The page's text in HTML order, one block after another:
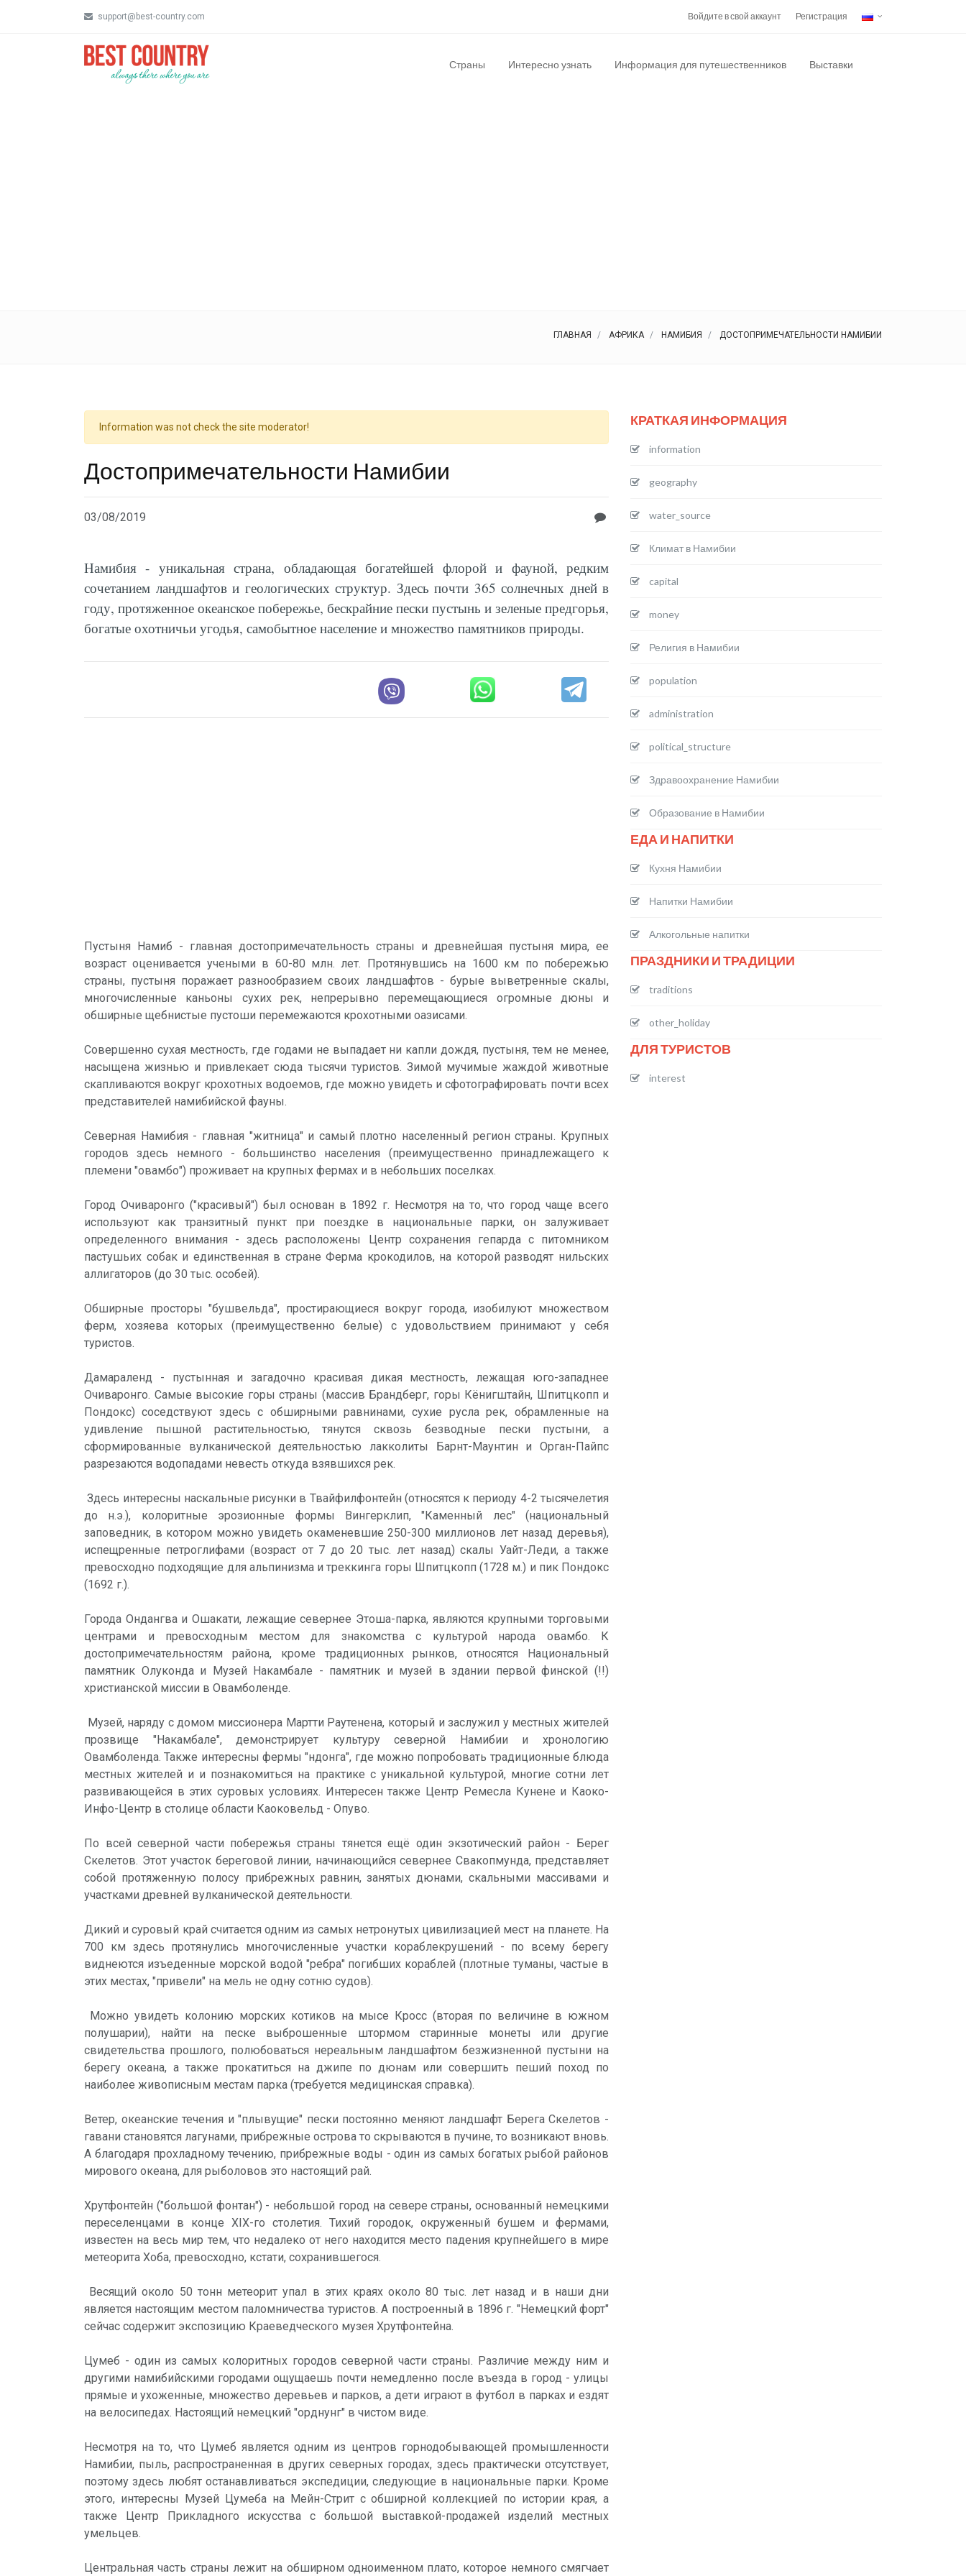
support@best-country.com Войдите в свой аккаунт Регистрация
Страны Интересно узнать Информация для путешественников Выставки
ГЛАВНАЯ АФРИКА НАМИБИЯ ДОСТОПРИМЕЧАТЕЛЬНОСТИ НАМИБИИ
Information was not check the site moderator!
Достопримечательности Намибии
03/08/2019
Намибия - уникальная страна, обладающая богатейшей флорой и фауной, редким
сочетанием ландшафтов и геологических структур. Здесь почти 365 солнечных дней в
году, протяженное океанское побережье, бескрайние пески пустынь и зеленые предгорья,
богатые охотничьи угодья, самобытное население и множество памятников природы.
Пустыня Намиб - главная достопримечательность страны и древнейшая пустыня мира, ее
возраст оценивается учеными в 60-80 млн. лет. Протянувшись на 1600 км по побережью
страны, пустыня поражает разнообразием своих ландшафтов - бурые выветренные скалы,
многочисленные каньоны сухих рек, непрерывно перемещающиеся огромные дюны и
обширные щебнистые пустоши перемежаются крохотными оазисами.
Совершенно сухая местность, где годами не выпадает ни капли дождя, пустыня, тем не менее,
насыщена жизнью и привлекает сюда тысячи туристов. Зимой мучимые жаждой животные
скапливаются вокруг крохотных водоемов, где можно увидеть и сфотографировать почти всех
представителей намибийской фауны.
Северная Намибия - главная "житница" и самый плотно населенный регион страны. Крупных
городов здесь немного - большинство населения (преимущественно принадлежащего к
племени "овамбо") проживает на крупных фермах и в небольших поселках.
Город Очиваронго ("красивый") был основан в 1892 г. Несмотря на то, что город чаще всего
используют как транзитный пункт при поездке в национальные парки, он залуживает
определенного внимания - здесь расположены Центр сохранения гепарда с питомником
пастушьих собак и единственная в стране Ферма крокодилов, на которой разводят нильских
аллигаторов (до 30 тыс. особей).
Обширные просторы "бушвельда", простирающиеся вокруг города, изобилуют множеством
ферм, хозяева которых (преимущественно белые) с удовольствием принимают у себя
туристов.
Дамараленд - пустынная и загадочно красивая дикая местность, лежащая юго-западнее
Очиваронго. Самые высокие горы страны (массив Брандберг, горы Кёнигштайн, Шпитцкопп и
Пондокс) соседствуют здесь с обширными равнинами, сухие русла рек, обрамленные на
удивление пышной растительностью, тянутся сквозь безводные пески пустыни, а
сформированные вулканической деятельностью лакколиты Барнт-Маунтин и Орган-Пайпс
разрезаются водопадами невесть откуда взявшихся рек.
Здесь интересны наскальные рисунки в Твайфилфонтейн (относятся к периоду 4-2 тысячелетия
до н.э.), колоритные эрозионные формы Вингерклип, "Каменный лес" (национальный
заповедник, в котором можно увидеть окаменевшие 250-300 миллионов лет назад деревья),
испещренные петроглифами (возраст от 7 до 20 тыс. лет назад) скалы Уайт-Леди, а также
превосходно подходящие для альпинизма и треккинга горы Шпитцкопп (1728 м.) и пик Пондокс
(1692 г.).
Города Ондангва и Ошакати, лежащие севернее Этоша-парка, являются крупными торговыми
центрами и превосходным местом для знакомства с культурой народа овамбо. К
достопримечательностям района, кроме традиционных рынков, относятся Национальный
памятник Олуконда и Музей Накамбале - памятник и музей в здании первой финской (!!)
христианской миссии в Овамболенде.
Музей, наряду с домом миссионера Мартти Раутенена, который и заслужил у местных жителей
прозвище "Накамбале", демонстрирует культуру северной Намибии и хронологию
Овамболенда. Также интересны фермы "ндонга", где можно попробовать традиционные блюда
местных жителей и и познакомиться на практике с уникальной культурой, многие сотни лет
развивающейся в этих суровых условиях. Интересен также Центр Ремесла Кунене и Каоко-
Инфо-Центр в столице области Каоковельд - Опуво.
По всей северной части побережья страны тянется ещё один экзотический район - Берег
Скелетов. Этот участок береговой линии, начинающийся севернее Свакопмунда, представляет
собой протяженную полосу прибрежных равнин, занятых дюнами, скальными массивами и
участками древней вулканической деятельности.
Дикий и суровый край считается одним из самых нетронутых цивилизацией мест на планете. На
700 км здесь протянулись многочисленные участки кораблекрушений - по всему берегу
виднеются изъеденные морской водой "ребра" погибших кораблей (плотные туманы, частые в
этих местах, "привели" на мель не одну сотню судов).
Можно увидеть колонию морских котиков на мысе Кросс (вторая по величине в южном
полушарии), найти на песке выброшенные штормом старинные монеты или другие
свидетельства прошлого, полюбоваться нереальным ландшафтом безжизненной пустыни на
берегу океана, а также прокатиться на джипе по дюнам или совершить пеший поход по
наиболее живописным местам парка (требуется медицинская справка).
Ветер, океанские течения и "плывущие" пески постоянно меняют ландшафт Берега Скелетов -
гавани становятся лагунами, прибрежные острова то скрываются в пучине, то возникают вновь.
А благодаря прохладному течению, прибрежные воды - один из самых богатых рыбой районов
мирового океана, для рыболовов это настоящий рай.
Хрутфонтейн ("большой фонтан") - небольшой город на севере страны, основанный немецкими
переселенцами в конце XIX-го столетия. Тихий городок, окруженный бушем и фермами,
известен на весь мир тем, что недалеко от него находится место падения крупнейшего в мире
метеорита Хоба, превосходно, кстати, сохранившегося.
Весящий около 50 тонн метеорит упал в этих краях около 80 тыс. лет назад и в наши дни
является настоящим местом паломничества туристов. А построенный в 1896 г. "Немецкий форт"
сейчас содержит экспозицию Краеведческого музея Хрутфонтейна.
Цумеб - один из самых колоритных городов северной части страны. Различие между ним и
другими намибийскими городами ощущаешь почти немедленно после въезда в город - улицы
прямые и ухоженные, множество деревьев и парков, а дети играют в футбол в парках и ездят
на велосипедах. Настоящий немецкий "орднунг" в чистом виде.
Несмотря на то, что Цумеб является одним из центров горнодобывающей промышленности
Намибии, пыль, распространенная в других северных городах, здесь практически отсутствует,
поэтому здесь любят останавливаться экспедиции, следующие в национальные парки. Кроме
этого, интересны Музей Цумеба на Мейн-Стрит с обширной коллекцией по истории края, а
также Центр Прикладного искусства с большой выставкой-продажей изделий местных
умельцев.
Центральная часть страны лежит на обширном одноименном плато, которое немного смягчает
КРАТКАЯ ИНФОРМАЦИЯ
information
geography
water_source
Климат в Намибии
capital
money
Религия в Намибии
population
administration
political_structure
Здравоохранение Намибии
Образование в Намибии
ЕДА И НАПИТКИ
Кухня Намибии
Напитки Намибии
Алкогольные напитки
ПРАЗДНИКИ И ТРАДИЦИИ
traditions
other_holiday
ДЛЯ ТУРИСТОВ
interest